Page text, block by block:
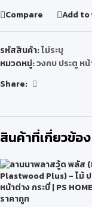
Compare
Add
รหัสสินค้า:ไม่ระบุ
หมวดหมู่:วงกบ ประตู ห
Share:
สินค้าที่เกี่ยวข้อง